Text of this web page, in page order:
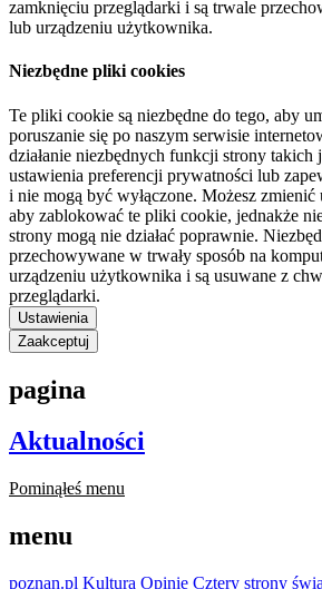
zamknięciu przeglądarki i są trwale
lub urządzeniu użytkownika.
Niezbędne pliki cookies
Te pliki cookie są niezbędne do tego, aby
poruszanie się po naszym serwisie
działanie niezbędnych funkcji strony takich
ustawienia preferencji prywatności lub
i nie mogą być wyłączone. Możesz
aby zablokować te pliki cookie, jednakże
strony mogą nie działać poprawnie.
przechowywane w trwały sposób na
urządzeniu użytkownika i są usuwane z
przeglądarki.
Ustawienia
Zaakceptuj
pagina
Aktualności
Pominąłeś menu
menu
poznan.pl Kultura Opinie Cztery strony